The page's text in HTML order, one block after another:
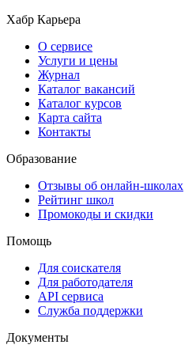
Хабр Карьера
О сервисе
Услуги и цены
Журнал
Каталог вакансий
Каталог курсов
Карта сайта
Контакты
Образование
Отзывы об онлайн-школах
Рейтинг школ
Промокоды и скидки
Помощь
Для соискателя
Для работодателя
API сервиса
Служба поддержки
Документы